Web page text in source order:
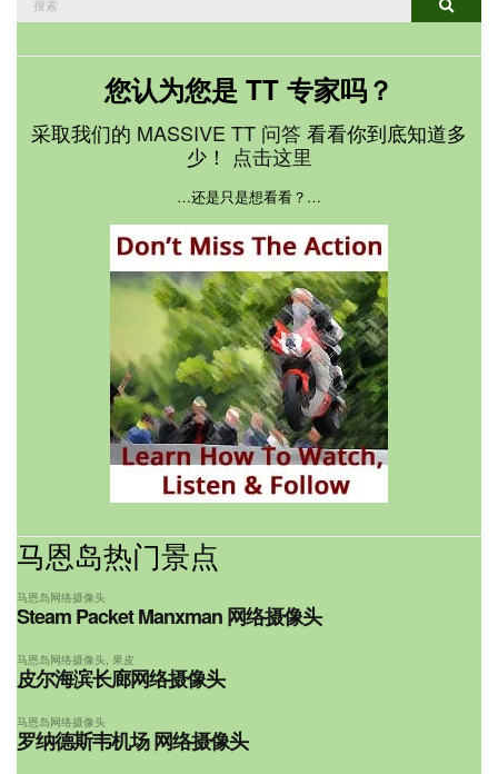
索：
您认为您是 TT 专家吗？
采取我们的 MASSIVE TT 问答 看看你到底知道多
少！ 点击这里
…还是只是想看看？…
马恩岛热门景点
马恩岛网络摄像头
Steam Packet Manxman 网络摄像头
马恩岛网络摄像头, 果皮
皮尔海滨长廊网络摄像头
马恩岛网络摄像头
罗纳德斯韦机场 网络摄像头